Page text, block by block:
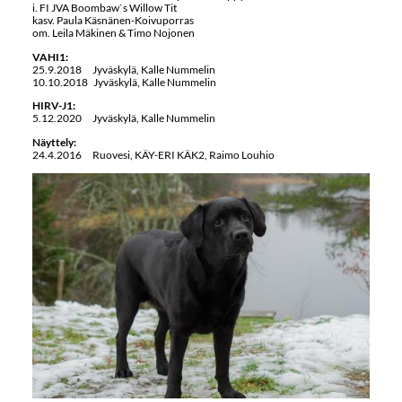
i. FI JVA Boombaw`s Willow Tit
kasv. Paula Käsnänen-Koivuporras
om. Leila Mäkinen & Timo Nojonen
VAHI1:
25.9.2018 Jyväskylä, Kalle Nummelin
10.10.2018 Jyväskylä, Kalle Nummelin
HIRV-J1:
5.12.2020 Jyväskylä, Kalle Nummelin
Näyttely:
24.4.2016 Ruovesi, KÄY-ERI KÄK2, Raimo Louhio